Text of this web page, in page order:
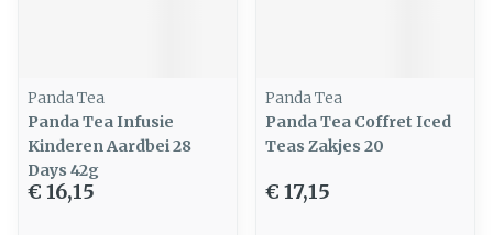
Panda Tea
Panda Tea Infusie
Kinderen Aardbei 28
Days 42g
€ 16,15
Panda Tea
Panda Tea Coffret Iced
Teas Zakjes 20
€ 17,15